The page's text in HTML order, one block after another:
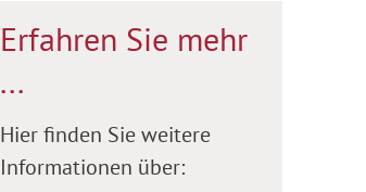
Erfahren Sie mehr
...
Hier finden Sie weitere
Informationen über: